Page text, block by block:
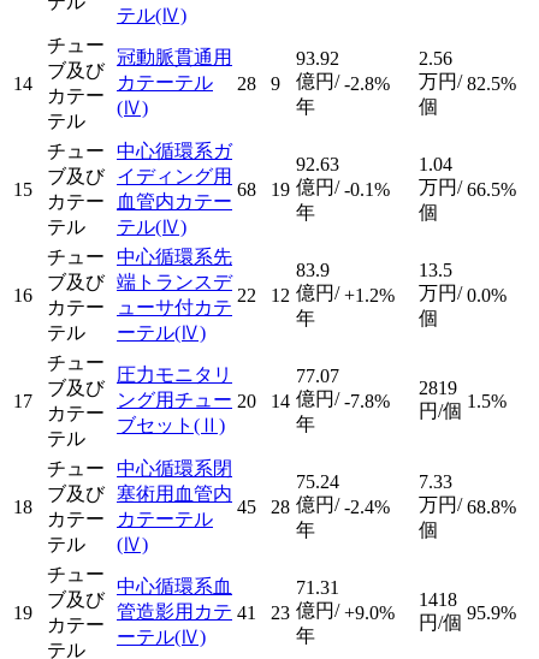
テル(Ⅳ)
14
チュー
ブ及び
カテー
テル
冠動脈貫通用
カテーテル
(Ⅳ)
28 9
93.92
億円/
年
-2.8%
2.56
万円/
個
82.5%
15
チュー
ブ及び
カテー
テル
中心循環系ガ
イディング用
血管内カテー
テル(Ⅳ)
68 19
92.63
億円/
年
-0.1%
1.04
万円/
個
66.5%
16
チュー
ブ及び
カテー
テル
中心循環系先
端トランスデ
ューサ付カテ
ーテル(Ⅳ)
22 12
83.9
億円/
年
+1.2%
13.5
万円/
個
0.0%
17
チュー
ブ及び
カテー
テル
圧力モニタリ
ング用チュー
ブセット (Ⅱ)
20 14
77.07
億円/
年
-7.8%
2819
円/個 1.5%
18
チュー
ブ及び
カテー
テル
中心循環系閉
塞術用血管内
カテーテル
(Ⅳ)
45 28
75.24
億円/
年
-2.4%
7.33
万円/
個
68.8%
19
チュー
ブ及び
カテー
テル
中心循環系血
管造影用カテ
ーテル(Ⅳ)
41 23
71.31
億円/
年
+9.0%
1418
円/個 95.9%